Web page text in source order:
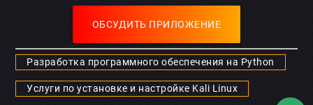
ОБСУДИТЬ ПРИЛОЖЕНИЕ
Разработка программного обеспечения на Python
Услуги по установке и настройке Kali Linux